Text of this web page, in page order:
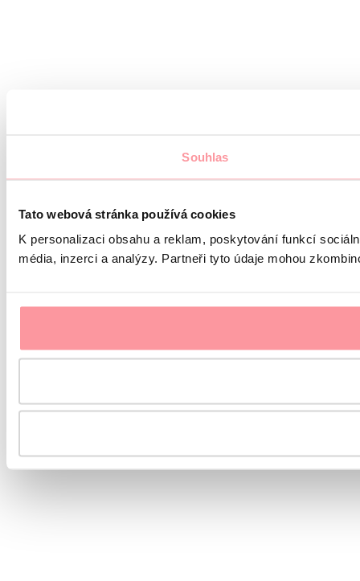
Souhlas
Tato webová stránka používá cookies
K personalizaci obsahu a reklam, poskytování funkcí
média, inzerci a analýzy. Partneři tyto údaje mohou